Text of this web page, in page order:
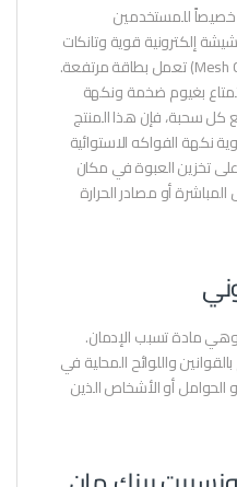
مصمم خصيصاً للمستخدمين
إلكترونية قوية وتانكات
سوب أوم أو كويلات شبكية (Mesh Coils) تعمل بطاقة مرتفعة.
بغيوم ضخمة ونكهة
سحبة، فإن هذا المنتج
نكهة الفواكه الاستوائية
تخزين العبوة في مكان
أو مصادر الحرارة
مادة تسبب الإدمان.
الالتزام بالقوانين واللوائح المحلية في
أو الأشخاص الذين